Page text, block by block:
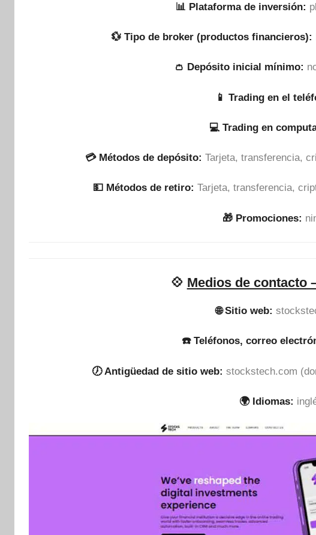
📊 Plataforma de inversión:
💱 Tipo de broker (productos financieros):
👛 Depósito inicial mínimo:
📱 Trading en el
💻 Trading en
💳 Métodos de depósito: Tarjeta, transferencia,
💵​ Métodos de retiro: Tarjeta, transferencia,
🎁 Promociones:
💠 Medios de contacto
🌐 Sitio web:
☎️ Teléfonos, correo
🕖 Antigüedad de sitio web: stockstech.com
🌍 Idiomas: